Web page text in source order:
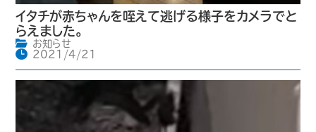
イタチが赤ちゃんを咥えて逃げる様子をカメラでと
らえました。
お知らせ
2021/4/21